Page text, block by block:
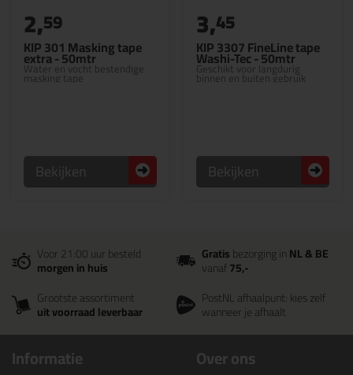
KIP 301 Masking tape
extra - 50mtr
Water en vocht bestendige
masking tape
2,59
Bekijken
KIP 3307 FineLine tape
Washi-Tec - 50mtr
Geschikt voor langdurig
binnen en buiten gebruik
3,45
Bekijken
Voor 21:00 uur besteld
morgen in huis
Gratisbezorging inNL & BE
vanaf75,-
Grootste assortiment
uit voorraad leverbaar
PostNL afhaalpunt: kies zelf
wanneer je afhaalt
Informatie Over ons